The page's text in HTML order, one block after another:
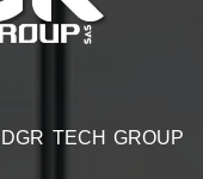
TECH GROUP